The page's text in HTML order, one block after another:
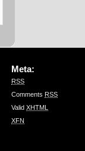
Meta:
RSS
Comments RSS
Valid XHTML
XFN